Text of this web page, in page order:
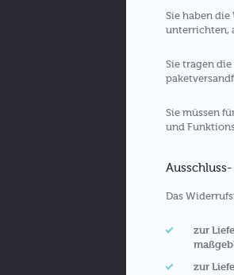
Sie haben die
unterrichten,
Sie tragen
Sie müssen
und
Das
zur
zur